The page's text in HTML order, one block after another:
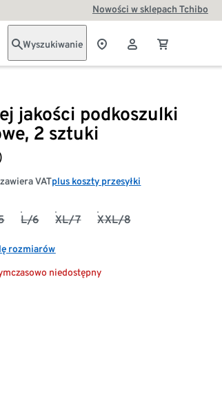
Nowości w sklepach Tchibo
Wyszukiwanie
jakości podkoszulki
2 sztuki
zawiera VATplus koszty przesyłki
L/6 XL/7 XXL/8
rozmiarów
niedostępny